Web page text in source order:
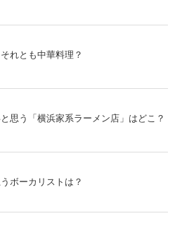
れとも中華料理？
思う「横浜家系ラーメン店」はどこ？
ボーカリストは？